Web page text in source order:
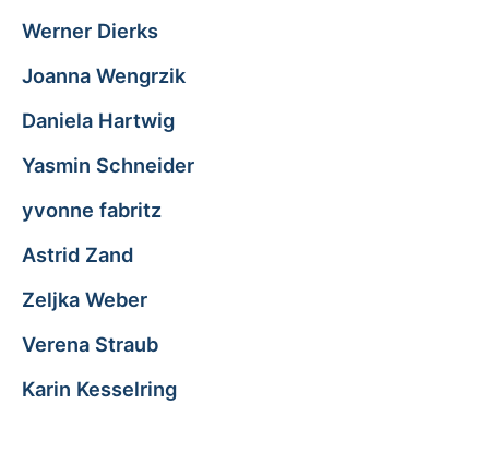
Werner Dierks
Joanna Wengrzik
Daniela Hartwig
Yasmin Schneider
yvonne fabritz
Astrid Zand
Zeljka Weber
Verena Straub
Karin Kesselring